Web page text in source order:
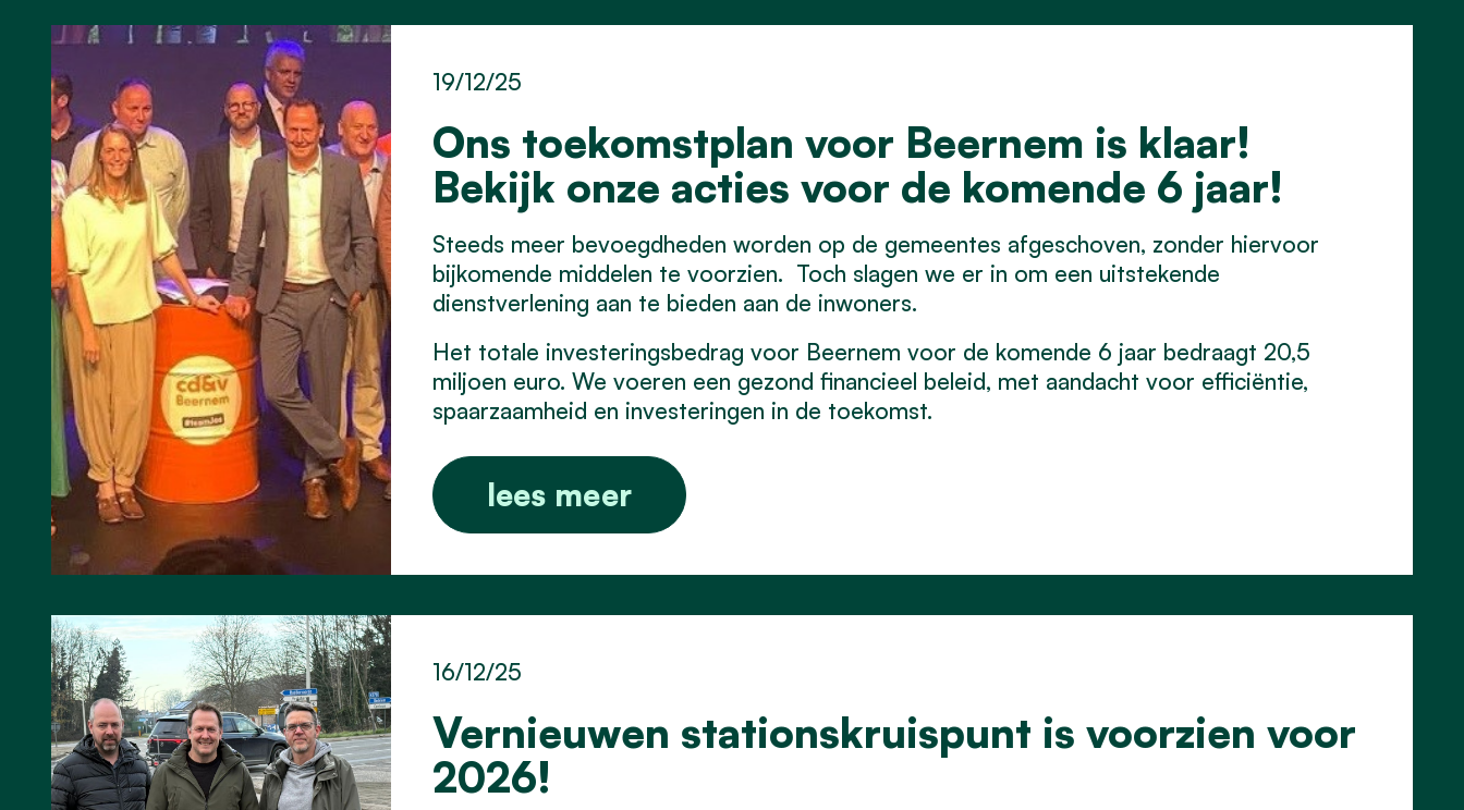
Ons toekomstplan voor Beernem is klaar!
Bekijk onze acties voor de komende 6 jaar!
19/12/25
Steeds meer bevoegdheden worden op de gemeentes afgeschoven, zonder hiervoor
bijkomende middelen te voorzien. Toch slagen we er in om een uitstekende
dienstverlening aan te bieden aan de inwoners.
Het totale investeringsbedrag voor Beernem voor de komende 6 jaar bedraagt 20,5
miljoen euro. We voeren een gezond financieel beleid, met aandacht voor efficiëntie,
spaarzaamheid en investeringen in de toekomst.
lees meer
Vernieuwen stationskruispunt is voorzien voor
2026!
16/12/25